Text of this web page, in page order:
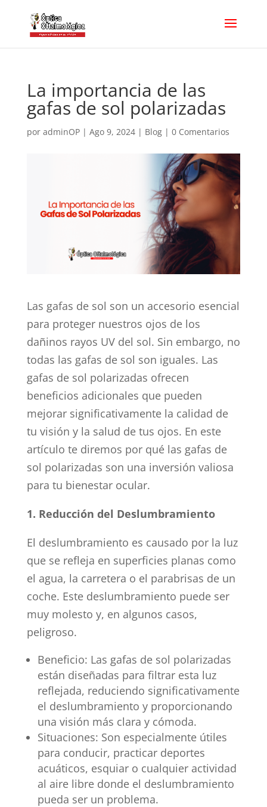
La importancia de las
gafas de sol polarizadas
por adminOP| Ago 9, 2024| Blog| 0 Comentarios
Las gafas de sol son un accesorio esencial
para proteger nuestros ojos de los
dañinos rayos UV del sol. Sin embargo, no
todas las gafas de sol son iguales. Las
gafas de sol polarizadas ofrecen
beneficios adicionales que pueden
mejorar significativamente la calidad de
tu visión y la salud de tus ojos. En este
artículo te diremos por qué las gafas de
sol polarizadas son una inversión valiosa
para tu bienestar ocular.
1. Reducción del Deslumbramiento
El deslumbramiento es causado por la luz
que se refleja en superficies planas como
el agua, la carretera o el parabrisas de un
coche. Este deslumbramiento puede ser
muy molesto y, en algunos casos,
peligroso.
Beneficio: Las gafas de sol polarizadas
están diseñadas para filtrar esta luz
reflejada, reduciendo significativamente
el deslumbramiento y proporcionando
una visión más clara y cómoda.
Situaciones: Son especialmente útiles
para conducir, practicar deportes
acuáticos, esquiar o cualquier actividad
al aire libre donde el deslumbramiento
pueda ser un problema.